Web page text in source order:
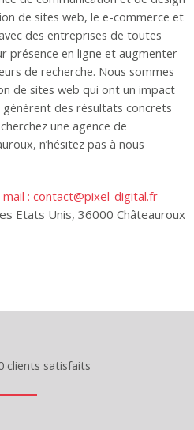
de sites web, le e-commerce et
des entreprises de toutes
présence en ligne et augmenter
de recherche. Nous sommes
de sites web qui ont un impact
des résultats concrets
une agence de
n’hésitez pas à nous
mail : contact@pixel-digital.fr
Etats Unis, 36000 Châteauroux
clients satisfaits